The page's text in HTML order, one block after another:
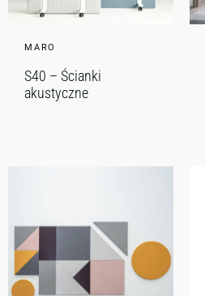
MARO
S40 – Ścianki
akustyczne